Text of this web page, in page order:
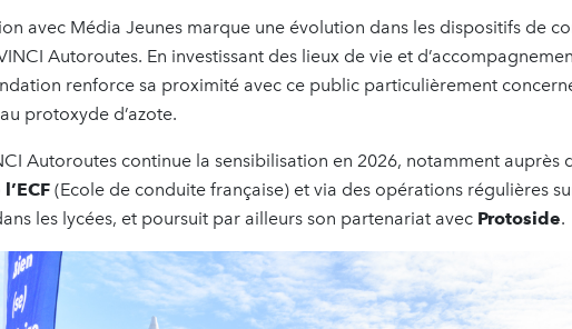
avec Média Jeunes marque une évolution dans les dispositifs de
Autoroutes. En investissant des lieux de vie et
renforce sa proximité avec ce public particulièrement
protoxyde d’azote.
Autoroutes continue la sensibilisation en 2026, notamment auprès
(Ecole de conduite française) et via des opérations régulières
les lycées, et poursuit par ailleurs son partenariat avec Protoside.